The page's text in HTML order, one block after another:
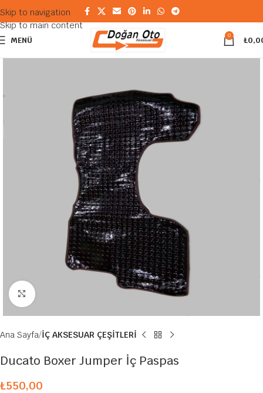
Skip to navigation
Skip to main content
MENÜ 0 ₺
Büyütmek için tıklayın
Ana Sayfa İÇ AKSESUAR ÇEŞİTLERİ
Ducato Boxer Jumper İç Paspas
₺550,00